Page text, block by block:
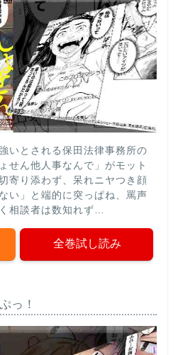
いとされる保田法律事務所の
せん他人事なんで」がモット
寄り添わず、呆れニヤつき顔
い」と端的に突っぱね、罵声
相談者は数知れず…
全巻試し読み
っ！